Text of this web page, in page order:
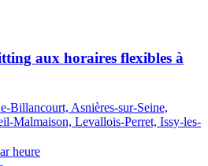
aux horaires flexibles à
Billancourt, Asnières-sur-Seine,
Malmaison, Levallois-Perret, Issy-les-
heure